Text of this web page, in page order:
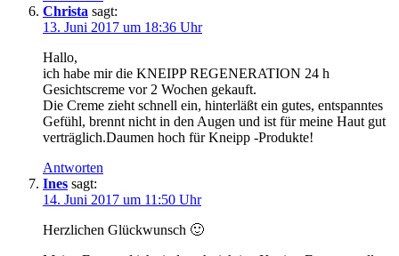
Christa sagt:
13. Juni 2017 um 18:36 Uhr
Hallo,
ich habe mir die KNEIPP REGENERATION 24 h
Gesichtscreme vor 2 Wochen gekauft.
Die Creme zieht schnell ein, hinterläßt ein gutes, entspanntes
Gefühl, brennt nicht in den Augen und ist für meine Haut gut
verträglich.Daumen hoch für Kneipp -Produkte!
Antworten
Ines sagt:
14. Juni 2017 um 11:50 Uhr
Herzlichen Glückwunsch 🙂